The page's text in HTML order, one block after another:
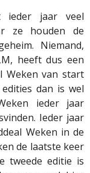
ieder jaar veel
ze houden de
Niemand,
heeft dus een
Weken van start
dan is wel
ieder jaar
Ieder jaar
Weken in de
de laatste keer
tweede editie is